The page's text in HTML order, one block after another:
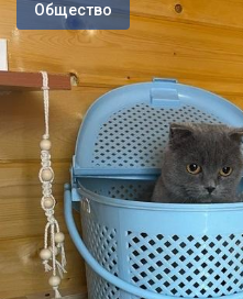
Общество